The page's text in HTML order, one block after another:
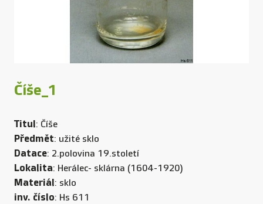
Číše_1
Titul: Číše
Předmět: užité sklo
Datace: 2.polovina 19.století
Lokalita: Herálec- sklárna (1604-1920)
Materiál: sklo
inv. číslo: Hs 611